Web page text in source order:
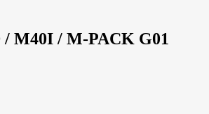
M40I / M-PACK G01